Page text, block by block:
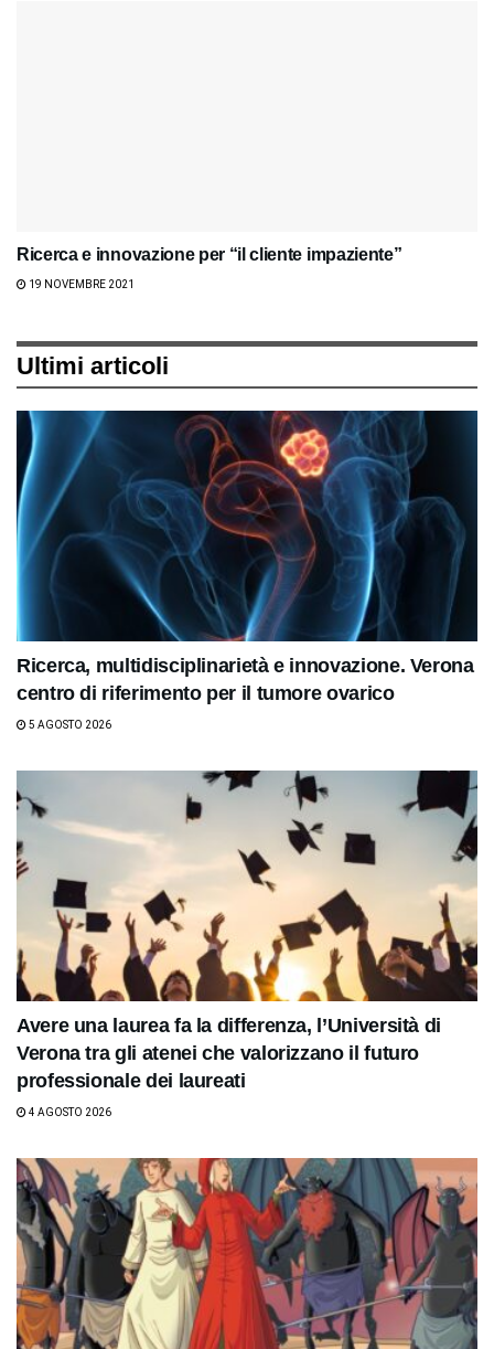
Ricerca e innovazione per “il cliente impaziente”
19 NOVEMBRE 2021
Ultimi articoli
Ricerca, multidisciplinarietà e innovazione. Verona
centro di riferimento per il tumore ovarico
5 AGOSTO 2026
Avere una laurea fa la differenza, l’Università di
Verona tra gli atenei che valorizzano il futuro
professionale dei laureati
4 AGOSTO 2026